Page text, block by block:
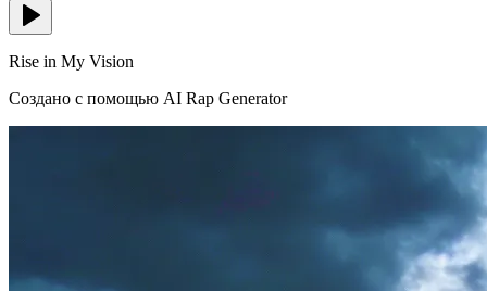
Rise in My Vision
Создано с помощью AI Rap Generator